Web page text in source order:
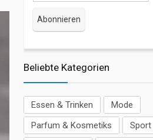
Beliebte Kategorien
Essen & Trinken
Mode
Parfum & Kosmetiks
Sport